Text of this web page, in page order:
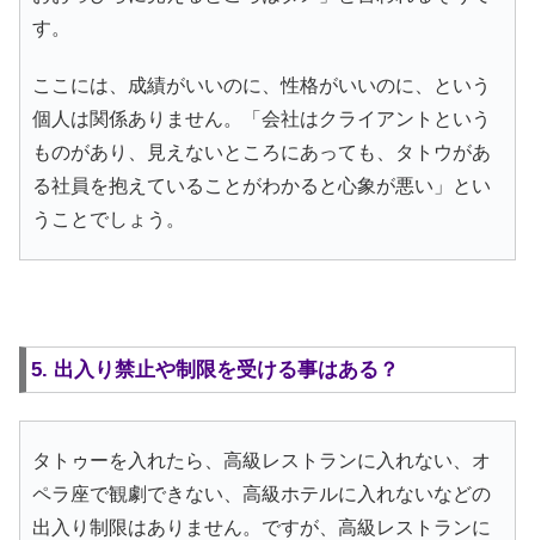
す。
ここには、成績がいいのに、性格がいいのに、という
個人は関係ありません。「会社はクライアントという
ものがあり、見えないところにあっても、タトウがあ
る社員を抱えていることがわかると心象が悪い」とい
うことでしょう。
5. 出入り禁止や制限を受ける事はある？
タトゥーを入れたら、高級レストランに入れない、オ
ペラ座で観劇できない、高級ホテルに入れないなどの
出入り制限はありません。ですが、高級レストランに